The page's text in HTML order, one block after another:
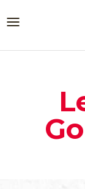
Cookies